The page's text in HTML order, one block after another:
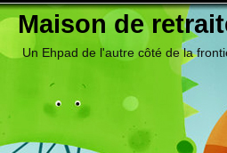
Maison de
Un Ehpad de l'autre côté de la